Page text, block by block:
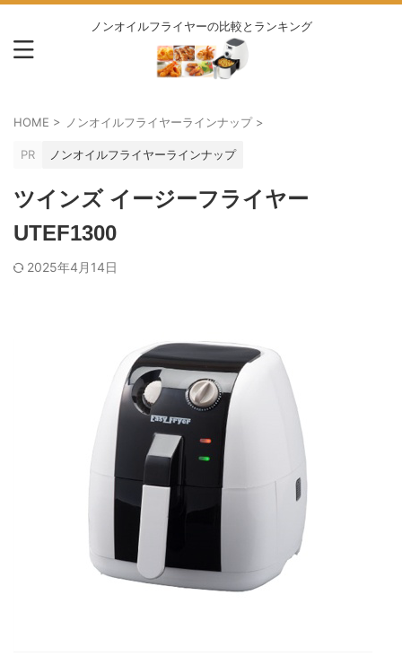
ノンオイルフライヤーの比較とランキング
HOME > ノンオイルフライヤーラインナップ >
PR ノンオイルフライヤーラインナップ
ツインズ イージーフライヤー
UTEF1300
2025年4月14日